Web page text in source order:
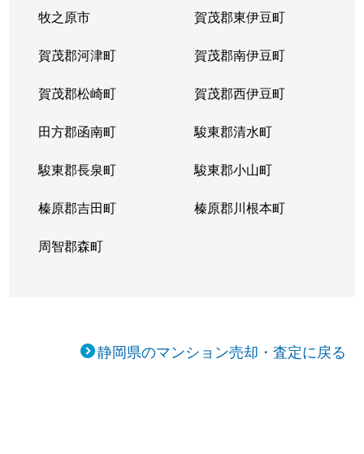
牧之原市 賀茂郡東伊豆町
賀茂郡河津町 賀茂郡南伊豆町
賀茂郡松崎町 賀茂郡西伊豆町
田方郡函南町 駿東郡清水町
駿東郡長泉町 駿東郡小山町
榛原郡吉田町 榛原郡川根本町
周智郡森町
静岡県のマンション売却・査定に戻る